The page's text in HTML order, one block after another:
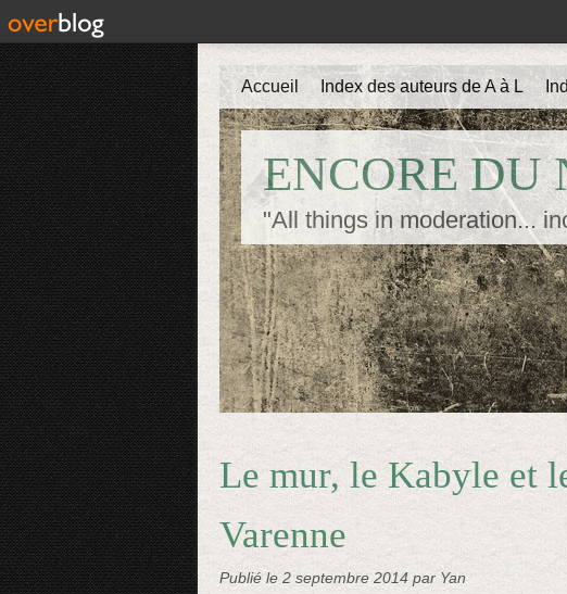
ENCORE DU
"All things in moderation...
Accueil Index des auteurs de A à L
Le mur, le Kabyle et
Varenne
Publié le 2 septembre 2014 par Yan